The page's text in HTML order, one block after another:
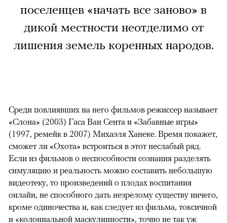
поселенцев «начать все заново» в
дикой местности неотделимо от
лишения земель коренных народов.
Среди повлиявших на него фильмов режиссер называет
«Слона» (2003) Гаса Ван Сента и «Забавные игры»
(1997, ремейк в 2007) Михаэля Ханеке. Время покажет,
сможет ли «Охота» встроиться в этот неслабый ряд.
Если из фильмов о неспособности сознания разделять
симуляцию и реальность можно составить небольшую
видеотеку, то произведений о плодах воспитания
онлайн, не способного дать незрелому существу ничего,
кроме одиночества и, как следует из фильма, токсичной
и «колониальной маскулинности», точно не так уж